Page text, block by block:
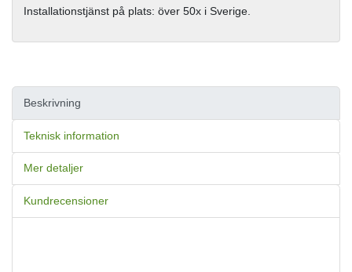
Installationstjänst på plats: över 50x i Sverige.
Beskrivning
Teknisk information
Mer detaljer
Kundrecensioner